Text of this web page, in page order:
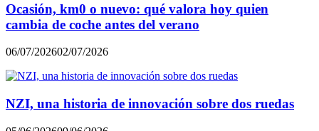
Ocasión, km0 o nuevo: qué valora hoy quien
cambia de coche antes del verano
06/07/202602/07/2026
NZI, una historia de innovación sobre dos ruedas